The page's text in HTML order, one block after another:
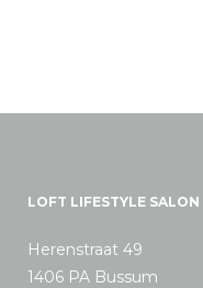
LOFT LIFESTYLE SALON
Herenstraat 49
1406 PA Bussum